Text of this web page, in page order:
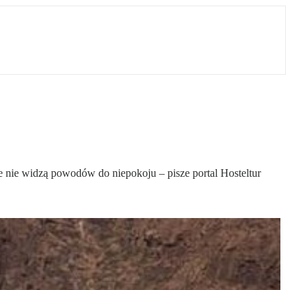
nie widzą powodów do niepokoju – pisze portal Hosteltur